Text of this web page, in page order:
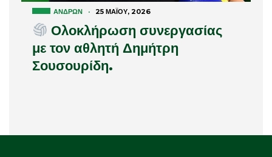
ΑΝΔΡΏΝ · 25 ΜΑΪ́ΟΥ, 2026
Ολοκλήρωση συνεργασίας
με τον αθλητή Δημήτρη
Σουσουρίδη.